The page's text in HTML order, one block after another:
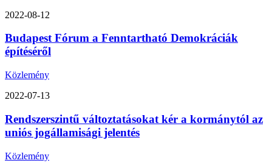
2022-08-12
Budapest Fórum a Fenntartható Demokráciák
építéséről
Közlemény
2022-07-13
Rendszerszintű változtatásokat kér a kormánytól az
uniós jogállamisági jelentés
Közlemény